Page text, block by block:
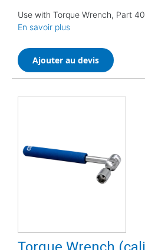
Use with Torque Wrench, Part
En savoir plus
Ajouter au devis